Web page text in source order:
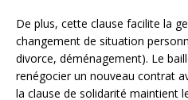
De plus, cette clause facilite la
changement de situation
divorce, déménagement). Le
renégocier un nouveau contrat
la clause de solidarité maintient